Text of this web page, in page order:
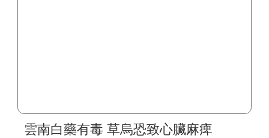
雲南白藥有毒 草烏恐致心臟麻痺